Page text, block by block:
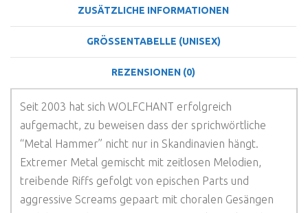
ZUSÄTZLICHE INFORMATIONEN
GRÖSSENTABELLE (UNISEX)
REZENSIONEN (0)
Seit 2003 hat sich WOLFCHANT erfolgreich
aufgemacht, zu beweisen dass der sprichwörtliche
“Metal Hammer” nicht nur in Skandinavien hängt.
Extremer Metal gemischt mit zeitlosen Melodien,
treibende Riffs gefolgt von epischen Parts und
aggressive Screams gepaart mit choralen Gesängen